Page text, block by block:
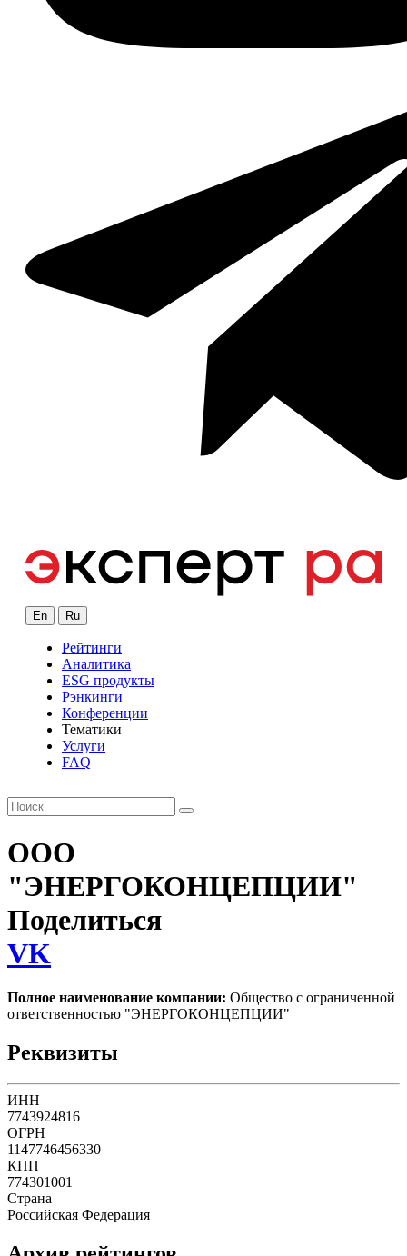
En Ru
Рейтинги
Аналитика
ESG продукты
Рэнкинги
Конференции
Тематики
Услуги
FAQ
ООО
"ЭНЕРГОКОНЦЕПЦИИ"
Поделиться
VK
Полное наименование компании: Общество с ограниченной
ответственностью "ЭНЕРГОКОНЦЕПЦИИ"
Реквизиты
ИНН
7743924816
ОГРН
1147746456330
КПП
774301001
Страна
Российская Федерация